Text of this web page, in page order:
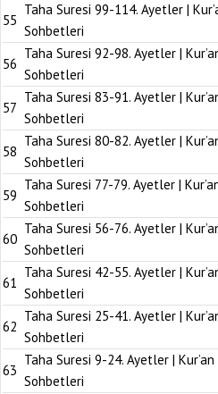
55
Taha Suresi 99-114. Ayetler |
Sohbetleri
56
Taha Suresi 92-98. Ayetler |
Sohbetleri
57
Taha Suresi 83-91. Ayetler |
Sohbetleri
58
Taha Suresi 80-82. Ayetler |
Sohbetleri
59
Taha Suresi 77-79. Ayetler |
Sohbetleri
60
Taha Suresi 56-76. Ayetler |
Sohbetleri
61
Taha Suresi 42-55. Ayetler |
Sohbetleri
62
Taha Suresi 25-41. Ayetler |
Sohbetleri
63
Taha Suresi 9-24. Ayetler | Kur’an
Sohbetleri